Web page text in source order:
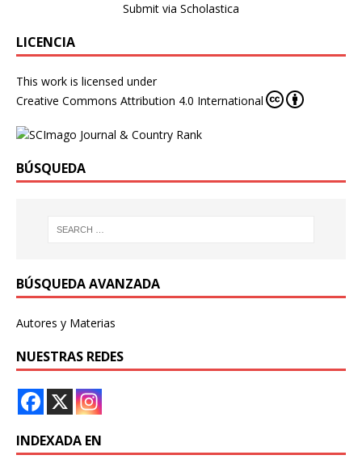
Submit via Scholastica
LICENCIA
This work is licensed under
Creative Commons Attribution 4.0 International
BÚSQUEDA
BÚSQUEDA AVANZADA
Autores y Materias
NUESTRAS REDES
INDEXADA EN